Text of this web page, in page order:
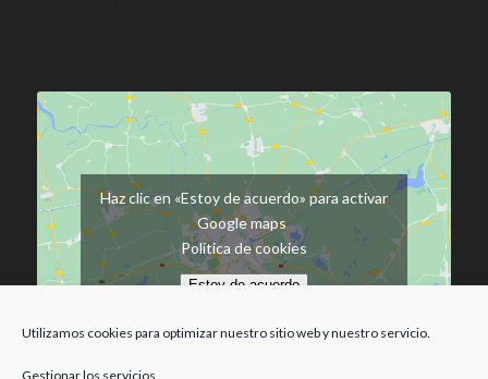
Utilizamos cookies para optimizar nuestro sitio web y nuestro servicio.
Gestionar los servicios
Haz clic en «Estoy de acuerdo» para activar
Google maps
Política de cookies
Estoy de acuerdo